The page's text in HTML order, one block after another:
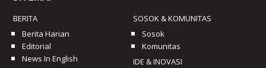
BERITA
Berita Harian
Editorial
News In English
SOSOK & KOMUNITAS
Sosok
Komunitas
IDE & INOVASI